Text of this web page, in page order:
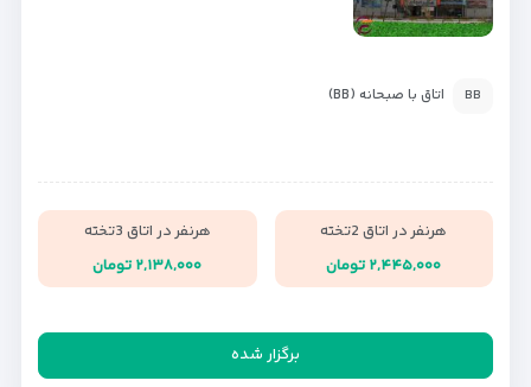
BB اتاق با صبحانه (BB)
هرنفر در اتاق 2تخته
۲,۴۴۵,۰۰۰ تومان
هرنفر در اتاق 3تخته
۲,۱۳۸,۰۰۰ تومان
برگزار شده